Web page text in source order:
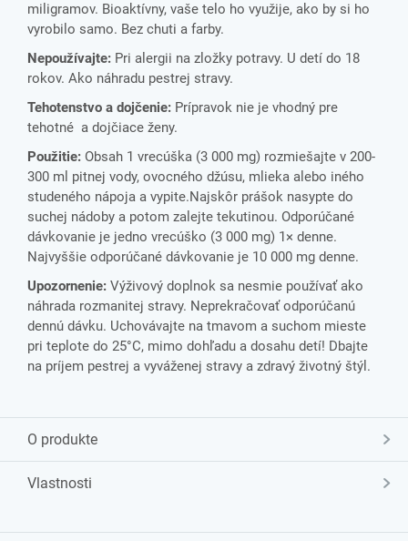
miligramov. Bioaktívny, vaše telo ho využije, ako by si ho
vyrobilo samo. Bez chuti a farby.
Nepoužívajte: Pri alergii na zložky potravy. U detí do 18
rokov. Ako náhradu pestrej stravy.
Tehotenstvo a dojčenie: Prípravok nie je vhodný pre
tehotné a dojčiace ženy.
Použitie: Obsah 1 vrecúška (3 000 mg) rozmiešajte v 200-
300 ml pitnej vody, ovocného džúsu, mlieka alebo iného
studeného nápoja a vypite.Najskôr prášok nasypte do
suchej nádoby a potom zalejte tekutinou. Odporúčané
dávkovanie je jedno vrecúško (3 000 mg) 1× denne.
Najvyššie odporúčané dávkovanie je 10 000 mg denne.
Upozornenie: Výživový doplnok sa nesmie používať ako
náhrada rozmanitej stravy. Neprekračovať odporúčanú
dennú dávku. Uchovávajte na tmavom a suchom mieste
pri teplote do 25°C, mimo dohľadu a dosahu detí! Dbajte
na príjem pestrej a vyváženej stravy a zdravý životný štýl.
O produkte
Vlastnosti